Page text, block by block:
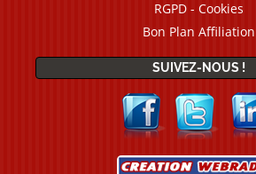
RGPD - Cookies
Bon Plan Affiliation
SUIVEZ-NOUS !